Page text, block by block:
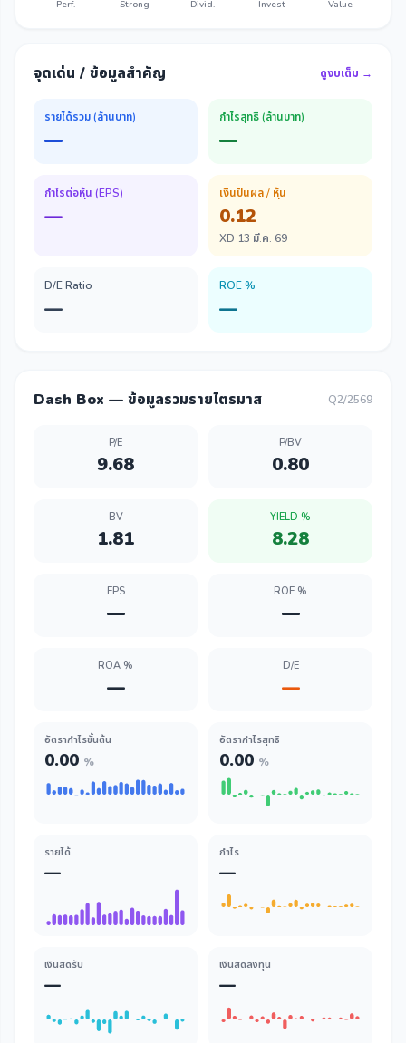
Perf. Strong Divid. Invest Value
จุดเด่น / ข้อมูลสำคัญ ดูงบเต็ม →
รายได้รวม (ล้านบาท)
—
กำไรสุทธิ (ล้านบาท)
—
กำไรต่อหุ้น (EPS)
—
เงินปันผล / หุ้น
0.12
XD 13 มี.ค. 69
D/E Ratio
—
ROE %
—
Dash Box — ข้อมูลรวมรายไตรมาส Q2/2569
P/E
9.68
P/BV
0.80
BV
1.81
YIELD %
8.28
EPS
—
ROE %
—
ROA %
—
D/E
—
อัตรากำไรขั้นต้น
0.00 %
อัตรากำไรสุทธิ
0.00 %
รายได้
—
กำไร
—
เงินสดรับ
—
เงินสดลงทุน
—